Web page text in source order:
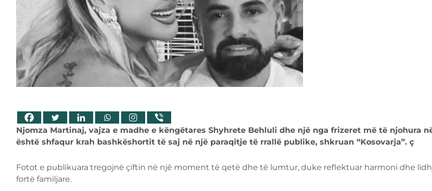
Njomza Martinaj, vajza e madhe e këngëtares Shyhrete Behluli dhe një nga frizeret më të njohura
është shfaqur krah bashkëshortit të saj në një paraqitje të rrallë publike, shkruan “Kosovarja”. ç
Fotot e publikuara tregojnë çiftin në një moment të qetë dhe të lumtur, duke reflektuar harmoni dhe
fortë familjare.